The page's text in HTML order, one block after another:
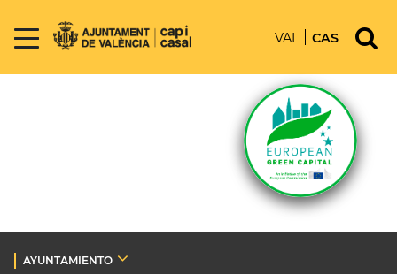
VAL CAS
AYUNTAMIENTO